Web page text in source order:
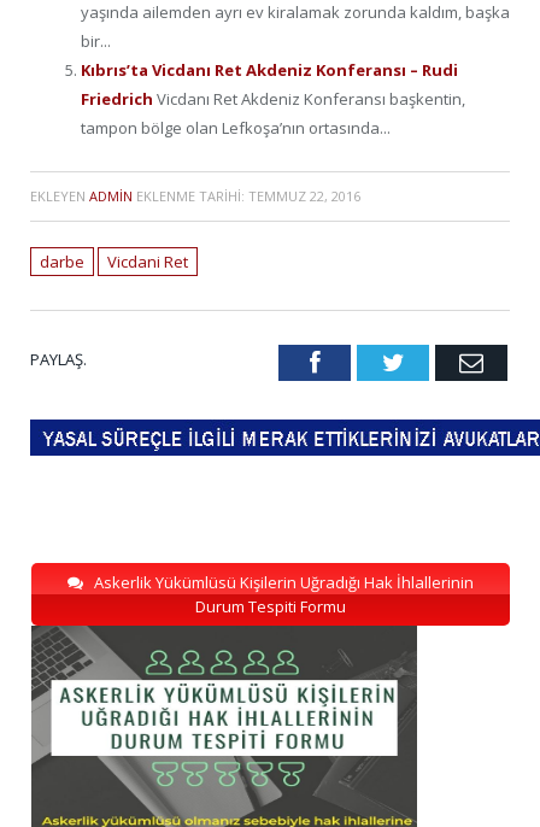
yaşında ailemden ayrı ev kiralamak zorunda kaldım, başka
bir...
Kıbrıs’ta Vicdanı Ret Akdeniz Konferansı – Rudi
Friedrich Vicdanı Ret Akdeniz Konferansı başkentin,
tampon bölge olan Lefkoşa’nın ortasında...
EKLEYEN ADMIN EKLENME TARIHI: TEMMUZ 22, 2016
darbe Vicdani Ret
PAYLAŞ. FacebookTwitter Email
Askerlik Yükümlüsü Kişilerin Uğradığı Hak İhlallerinin
Durum Tespiti Formu